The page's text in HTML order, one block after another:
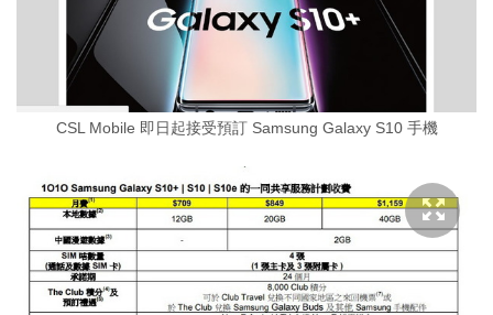
CSL Mobile 即日起接受預訂 Samsung Galaxy S10 手機